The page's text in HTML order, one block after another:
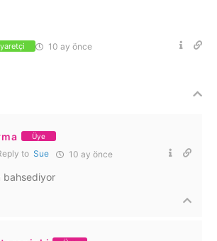
10 ay önce
Üye
to Sue 10 ay önce
bahsediyor